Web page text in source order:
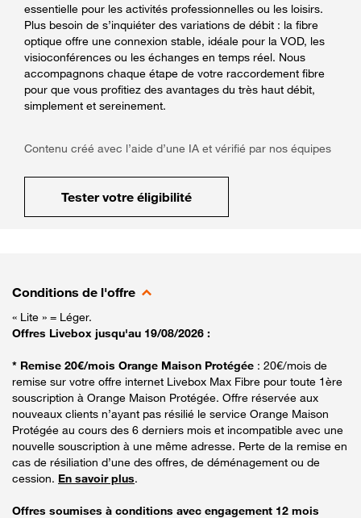
essentielle pour les activités professionnelles ou les loisirs.
Plus besoin de s’inquiéter des variations de débit : la fibre
optique offre une connexion stable, idéale pour la VOD, les
visioconférences ou les échanges en temps réel. Nous
accompagnons chaque étape de votre raccordement fibre
pour que vous profitiez des avantages du très haut débit,
simplement et sereinement.
Contenu créé avec l’aide d’une IA et vérifié par nos équipes
Tester votre éligibilité
Conditions de l'offre
« Lite » = Léger.
Offres Livebox jusqu'au 19/08/2026 :
* Remise 20€/mois Orange Maison Protégée : 20€/mois de
remise sur votre offre internet Livebox Max Fibre pour toute 1ère
souscription à Orange Maison Protégée. Offre réservée aux
nouveaux clients n’ayant pas résilié le service Orange Maison
Protégée au cours des 6 derniers mois et incompatible avec une
nouvelle souscription à une même adresse. Perte de la remise en
cas de résiliation d’une des offres, de déménagement ou de
cession. En savoir plus.
Offres soumises à conditions avec engagement 12 mois